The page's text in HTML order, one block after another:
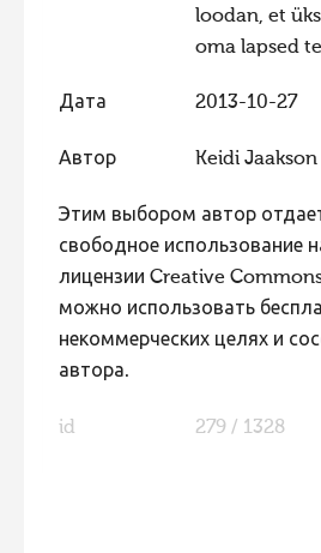
loodan, et
oma lapsed
Дата 2013-10-27
Автор Keidi Jaakson
Этим выбором автор
свободное использование
лицензии Creative
можно использовать
некоммерческих целях и
автора.
id 279 / 1328